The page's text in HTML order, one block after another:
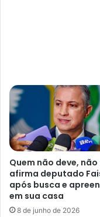
Quem não deve,
afirma deputado
após busca e
em sua casa
8 de junho de 2026